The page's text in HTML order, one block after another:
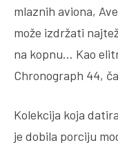
mlaznih aviona,
može izdržati
na kopnu… Kao
Chronograph 44,
Kolekcija koja
je dobila porciju